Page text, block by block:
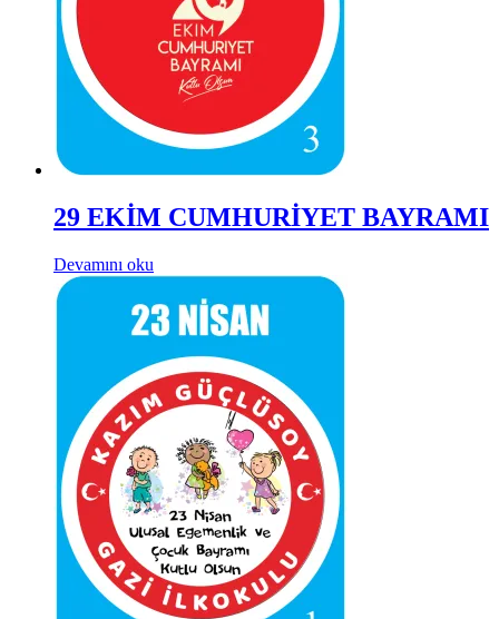
29 EKİM CUMHURİYET BAYRAMI
Devamını oku